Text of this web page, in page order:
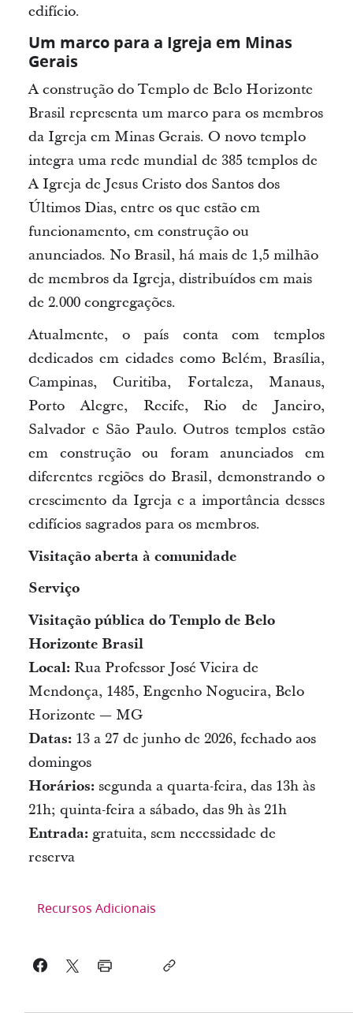
edifício.
Um marco para a Igreja em Minas
Gerais
A construção do Templo de Belo Horizonte
Brasil representa um marco para os membros
da Igreja em Minas Gerais. O novo templo
integra uma rede mundial de 385 templos de
A Igreja de Jesus Cristo dos Santos dos
Últimos Dias, entre os que estão em
funcionamento, em construção ou
anunciados. No Brasil, há mais de 1,5 milhão
de membros da Igreja, distribuídos em mais
de 2.000 congregações.
Atualmente, o país conta com templos
dedicados em cidades como Belém, Brasília,
Campinas, Curitiba, Fortaleza, Manaus,
Porto Alegre, Recife, Rio de Janeiro,
Salvador e São Paulo. Outros templos estão
em construção ou foram anunciados em
diferentes regiões do Brasil, demonstrando o
crescimento da Igreja e a importância desses
edifícios sagrados para os membros.
Visitação aberta à comunidade
Serviço
Visitação pública do Templo de Belo
Horizonte Brasil
Local:Rua Professor José Vieira de
Mendonça, 1485, Engenho Nogueira, Belo
Horizonte — MG
Datas:13 a 27 de junho de 2026, fechado aos
domingos
Horários:segunda a quarta-feira, das 13h às
21h; quinta-feira a sábado, das 9h às 21h
Entrada:gratuita, sem necessidade de
reserva
Recursos Adicionais